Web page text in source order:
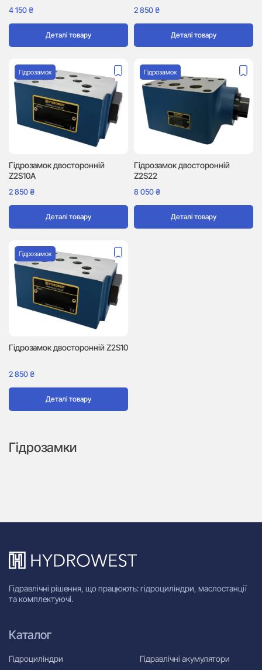
4 150₴
Деталі товару
2 850₴
Деталі товару
Гідрозамок двосторонній
Z2S10A
2 850₴
Деталі товару
Гідрозамок
Гідрозамок двосторонній
Z2S22
8 050₴
Деталі товару
Гідрозамок
Гідрозамок двосторонній Z2S10
2 850₴
Деталі товару
Гідрозамок
Гідрозамки
Гідравлічні рішення, що працюють: гідроциліндри, маслостанції
та комплектуючі.
Каталог
Гідроциліндри Гідравлічні акумулятори